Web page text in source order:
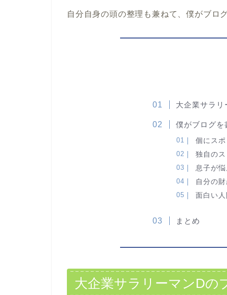
自分自身の頭の整理も兼ねて、僕がブロ
大企業サラ
僕がブログを
個にス
独自の
息子が
自分の
面白い
まとめ
大企業サラリーマンDの